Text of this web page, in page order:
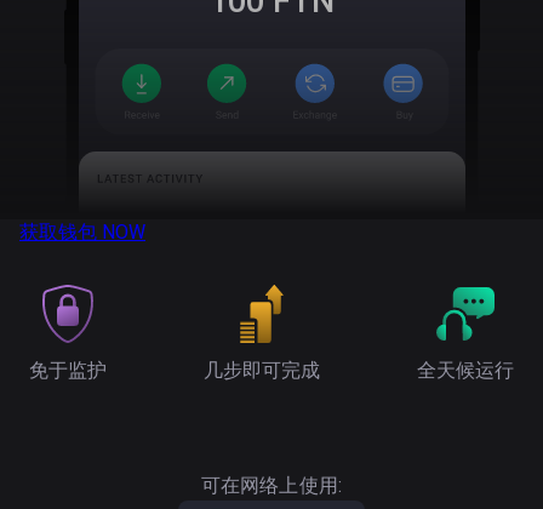
获取钱包 NOW
免于监护 几步即可完成 全天候运行
可在网络上使用: